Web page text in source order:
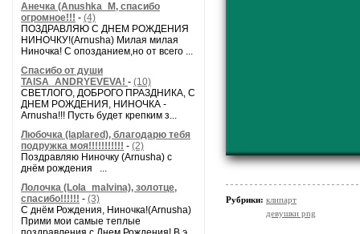
Анечка (Anushka_M, спасибо
огромное!!! - (4)
ПОЗДРАВЛЯЮ С ДНЕМ РОЖДЕНИЯ
НИНОЧКУ!(Arnusha) Милая милая
Ниночка! С опозданием,но от всего ...
Спасибо от души
TAISA_ANDRYEVEVA! - (10)
СВЕТЛОГО, ДОБРОГО ПРАЗДНИКА, С
ДНЕМ РОЖДЕНИЯ, НИНОЧКА -
Arnusha!!! Пусть будет крепким з...
Любочка (laplared), благодарю тебя
подружка моя!!!!!!!!!!! - (2)
Поздравляю Ниночку (Arnusha) с
днём рождения ...
Лолочка (Lola_malvina), золотце,
спасибо!!!!!! - (3)
С днём Рождения, Ниночка!(Аrnusha)
Прими мои самые теплые
Рубрики: клипарт
девушки png